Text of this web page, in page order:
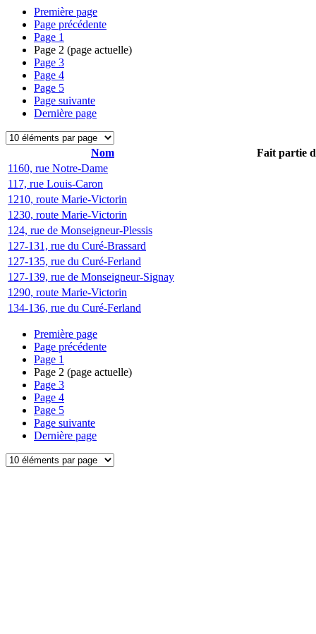
Première page
Page précédente
Page 1
Page 2 (page actuelle)
Page 3
Page 4
Page 5
Page suivante
Dernière page
Nom
Fait partie
1160, rue Notre-Dame
117, rue Louis-Caron
1210, route Marie-Victorin
1230, route Marie-Victorin
124, rue de Monseigneur-Plessis
127-131, rue du Curé-Brassard
127-135, rue du Curé-Ferland
127-139, rue de Monseigneur-Signay
1290, route Marie-Victorin
134-136, rue du Curé-Ferland
Première page
Page précédente
Page 1
Page 2 (page actuelle)
Page 3
Page 4
Page 5
Page suivante
Dernière page